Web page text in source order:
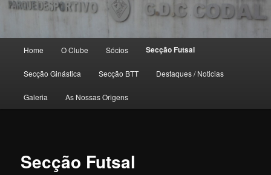
principal
Saltar
para
o
primário
Home O Clube Sócios Secção Futsal
Secção Ginástica Secção BTT Destaques / Noticias
Galeria As Nossas Origens
Secção Futsal